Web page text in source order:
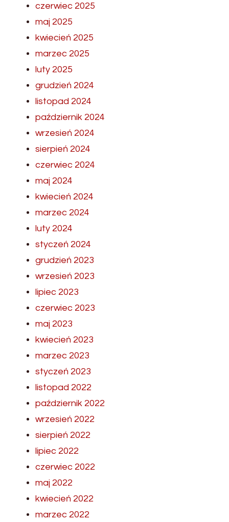
czerwiec 2025
maj 2025
kwiecień 2025
marzec 2025
luty 2025
grudzień 2024
listopad 2024
październik 2024
wrzesień 2024
sierpień 2024
czerwiec 2024
maj 2024
kwiecień 2024
marzec 2024
luty 2024
styczeń 2024
grudzień 2023
wrzesień 2023
lipiec 2023
czerwiec 2023
maj 2023
kwiecień 2023
marzec 2023
styczeń 2023
listopad 2022
październik 2022
wrzesień 2022
sierpień 2022
lipiec 2022
czerwiec 2022
maj 2022
kwiecień 2022
marzec 2022